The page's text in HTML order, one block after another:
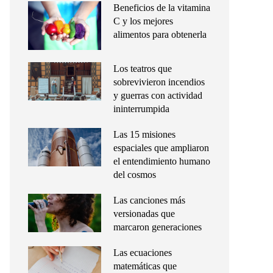
Beneficios de la vitamina
C y los mejores
alimentos para obtenerla
Los teatros que
sobrevivieron incendios
y guerras con actividad
ininterrumpida
Las 15 misiones
espaciales que ampliaron
el entendimiento humano
del cosmos
Las canciones más
versionadas que
marcaron generaciones
Las ecuaciones
matemáticas que